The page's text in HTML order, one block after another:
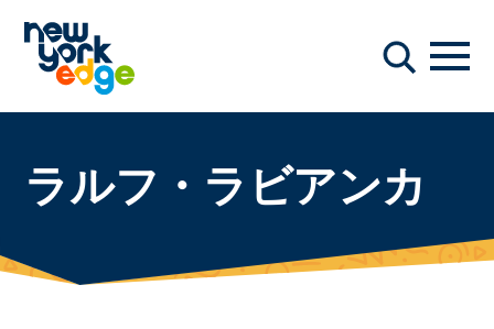
検索
ナ
ラルフ・ラビアンカ